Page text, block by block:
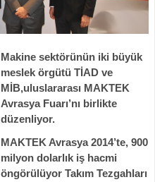
Makine sektörünün iki büyük
meslek örgütü TİAD ve
MİB,uluslararası MAKTEK
Avrasya Fuarı’nı birlikte
düzenliyor.
MAKTEK Avrasya 2014’te, 900
milyon dolarlık iş hacmi
öngörülüyor Takım Tezgahları